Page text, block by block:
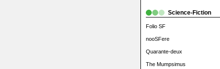
Science-Fiction
Folio SF
nooSFere
Quarante-deux
The Mumpsimus